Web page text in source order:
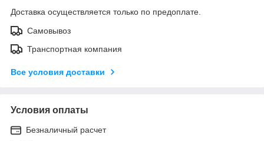
Доставка осуществляется только по предоплате.
Самовывоз
Транспортная компания
Все условия доставки
Условия оплаты
Безналичный расчет